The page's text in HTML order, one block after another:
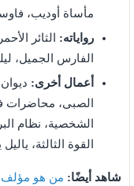
مأساة أوديب،
رواياته: الثائر
الفارس الجميل،
أعمال أخرى:
الصبى، محاضرات
الشخصية، نظام
القوة الثالثة،
شاهد أيضًا: من هو مؤلف